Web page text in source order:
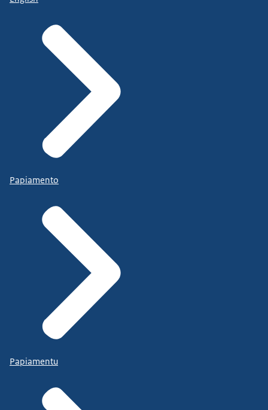
Papiamento
Papiamentu